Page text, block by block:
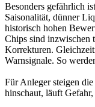
Besonders gefährlich
Saisonalität, dünner
historisch hohen
Chips sind inzwischen
Korrekturen.
Warnsignale. So
Für Anleger steigen
hinschaut, läuft